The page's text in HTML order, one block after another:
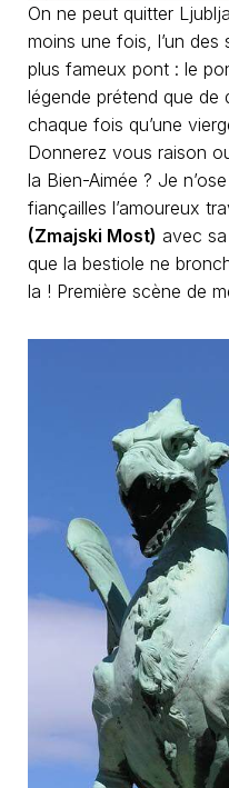
On ne peut quitter
moins une fois, l’un
plus fameux pont : le
légende prétend que de
chaque fois qu’une
Donnerez vous raison
la Bien-Aimée ? Je
fiançailles l’amoureux
(Zmajski Most) avec
que la bestiole ne
la ! Première scène de